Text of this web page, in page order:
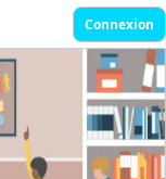
Connexion